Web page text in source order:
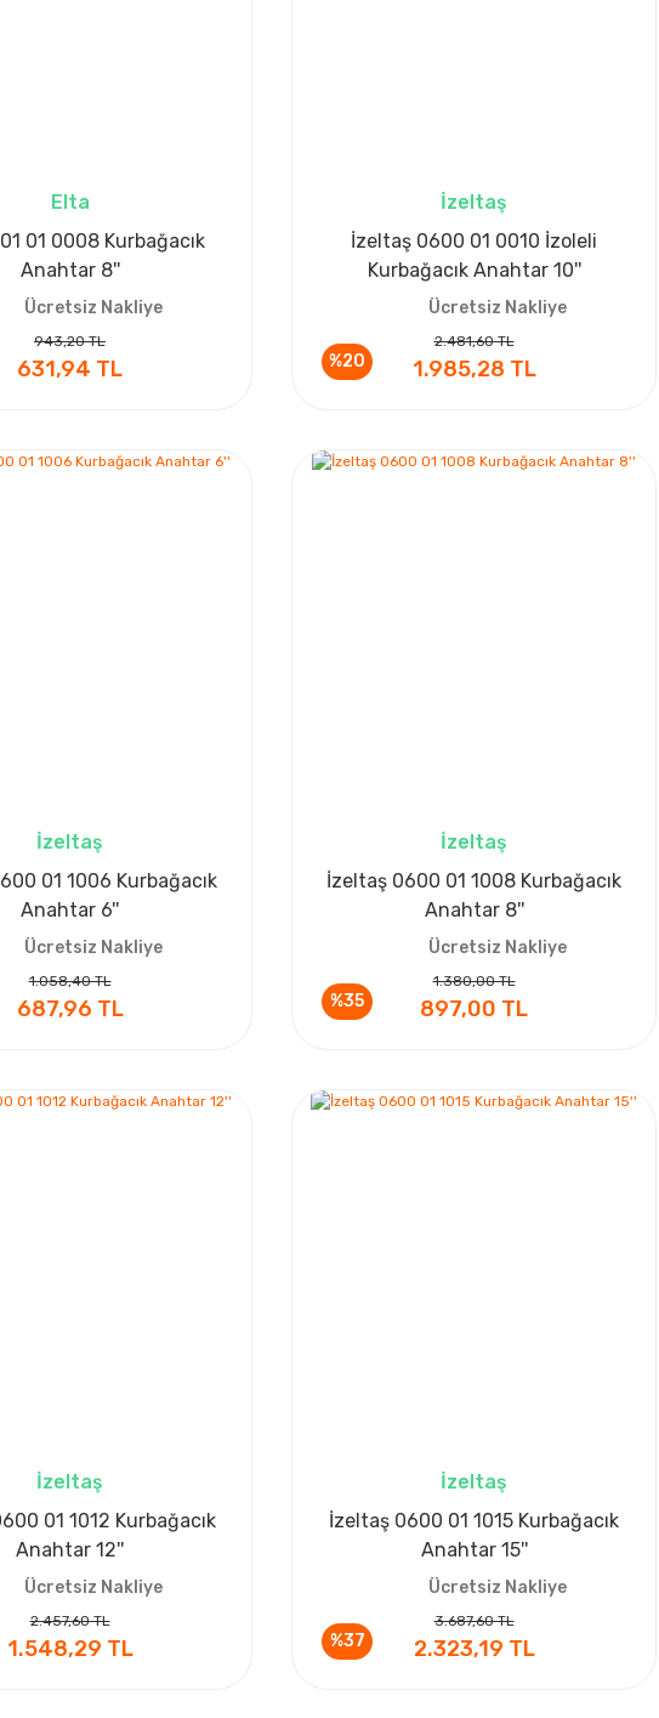
Elta
01 0008 Kurbağacık
Anahtar 8''
Ücretsiz Nakliye
943,20 TL
631,94 TL %20
İzeltaş
İzeltaş 0600 01 0010 İzoleli
Kurbağacık Anahtar 10''
Ücretsiz Nakliye
2.481,60 TL
1.985,28 TL
İzeltaş
01 1006 Kurbağacık
Anahtar 6''
Ücretsiz Nakliye
1.058,40 TL
687,96 TL %35
İzeltaş
İzeltaş 0600 01 1008 Kurbağacık
Anahtar 8''
Ücretsiz Nakliye
1.380,00 TL
897,00 TL
İzeltaş
01 1012 Kurbağacık
Anahtar 12''
Ücretsiz Nakliye
2.457,60 TL
1.548,29 TL %37
İzeltaş
İzeltaş 0600 01 1015 Kurbağacık
Anahtar 15''
Ücretsiz Nakliye
3.687,60 TL
2.323,19 TL